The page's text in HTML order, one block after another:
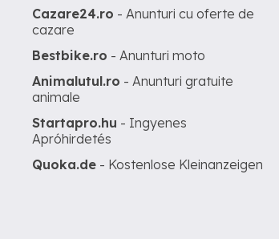
Cazare24.ro - Anunturi cu oferte de
cazare
Bestbike.ro - Anunturi moto
Animalutul.ro - Anunturi gratuite
animale
Startapro.hu - Ingyenes
Apróhirdetés
Quoka.de - Kostenlose Kleinanzeigen